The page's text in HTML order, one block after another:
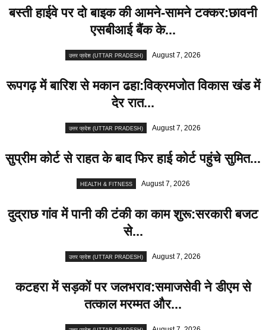
बस्ती हाईवे पर दो बाइक की आमने-सामने टक्कर:छावनी
एसबीआई बैंक के...
उत्तर प्रदेश (UTTAR PRADESH) August 7, 2026
रूपगढ़ में बारिश से मकान ढहा:विक्रमजोत विकास खंड में
देर रात...
उत्तर प्रदेश (UTTAR PRADESH) August 7, 2026
सुप्रीम कोर्ट से राहत के बाद फिर हाई कोर्ट पहुंचे सुमित...
HEALTH & FITNESS August 7, 2026
दुद्राछ गांव में पानी की टंकी का काम शुरू:सरकारी बजट
से...
उत्तर प्रदेश (UTTAR PRADESH) August 7, 2026
कटहरा में सड़कों पर जलभराव:समाजसेवी ने डीएम से
तत्काल मरम्मत और...